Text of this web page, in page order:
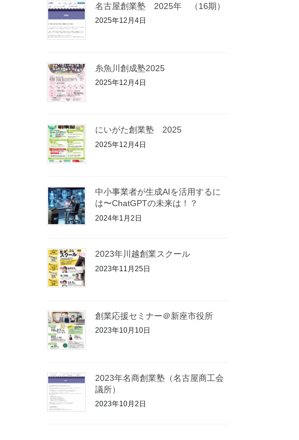
名古屋創業塾 2025年 （16期）
2025年12月4日
糸魚川創成塾2025
2025年12月4日
にいがた創業塾 2025
2025年12月4日
中小事業者が生成AIを活用するに
は〜ChatGPTの未来は！？
2024年1月2日
2023年川越創業スクール
2023年11月25日
創業応援セミナー＠新座市役所
2023年10月10日
2023年名商創業塾（名古屋商工会
議所）
2023年10月2日